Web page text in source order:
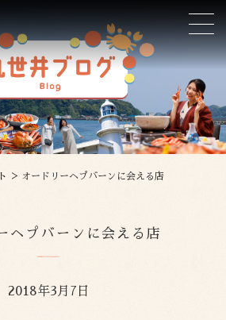
> オードリーヘプバーンに会える店
ヘプバーンに会える店
2018年3月7日